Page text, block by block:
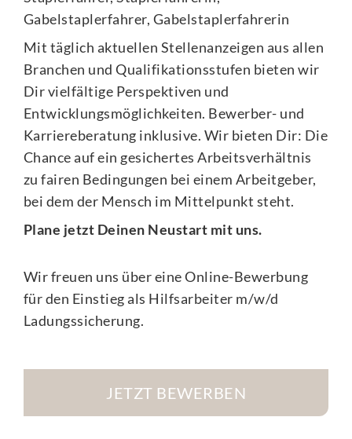
Gabelstaplerfahrer, Gabelstaplerfahrerin
Mit täglich aktuellen Stellenanzeigen aus allen
Branchen und Qualifikationsstufen bieten wir
Dir vielfältige Perspektiven und
Entwicklungsmöglichkeiten. Bewerber- und
Karriereberatung inklusive. Wir bieten Dir: Die
Chance auf ein gesichertes Arbeitsverhältnis
zu fairen Bedingungen bei einem Arbeitgeber,
bei dem der Mensch im Mittelpunkt steht.
Plane jetzt Deinen Neustart mit uns.
Wir freuen uns über eine Online-Bewerbung
für den Einstieg als Hilfsarbeiter m/w/d
Ladungssicherung.
JETZT BEWERBEN